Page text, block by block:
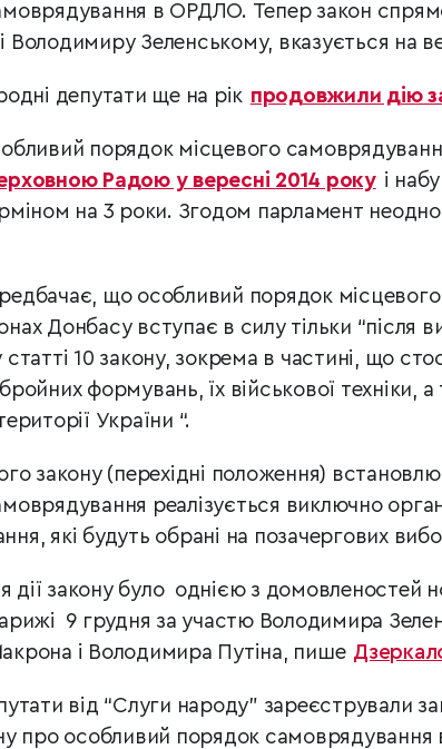
в ОРДЛО. Тепер закон
Володимиру Зеленському, вказується на
депутати ще на рік продовжили дію
порядок місцевого
Радою у вересні 2014 року і
на 3 роки. Згодом парламент
що особливий порядок
Донбасу вступає в силу тільки “після
статті 10 закону, зокрема в частині, що
формувань, їх військової техніки, а
України “.
закону (перехідні положення)
реалізується виключно
які будуть обрані на позачергових
дії закону було однією з домовленостей
9 грудня за участю Володимира
і Володимира Путіна, пише
від “Слуги народу” зареєстрували
про особливий порядок самоврядування